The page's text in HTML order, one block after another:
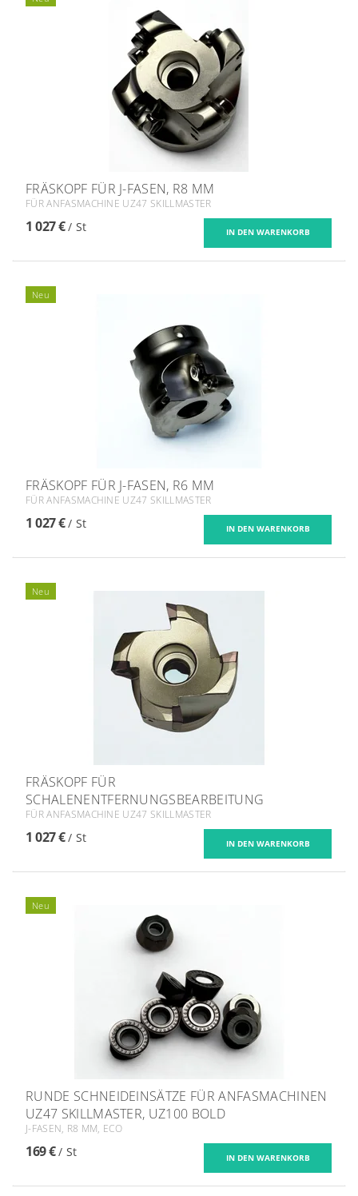
FRÄSKOPF FÜR J-FASEN, R8 MM
FÜR ANFASMACHINE UZ47 SKILLMASTER
1 027 €/ St
Neu
FRÄSKOPF FÜR J-FASEN, R6 MM
FÜR ANFASMACHINE UZ47 SKILLMASTER
1 027 €/ St
Neu
FRÄSKOPF FÜR
SCHALENENTFERNUNGSBEARBEITUNG
FÜR ANFASMACHINE UZ47 SKILLMASTER
1 027 €/ St
Neu
RUNDE SCHNEIDEINSÄTZE FÜR ANFASMACHINEN
UZ47 SKILLMASTER, UZ100 BOLD
J-FASEN, R8 MM, ECO
169 €/ St